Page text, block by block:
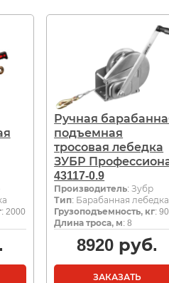
: 2000
Ручная
подъемная
тросовая лебедка
ЗУБР
43117-0.9
Производитель: Зубр
Тип: Барабанная лебедка
Грузоподъемность, кг:
Длина троса, м: 8
8920руб.
ЗАКАЗАТЬ